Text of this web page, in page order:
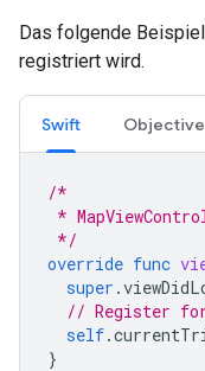
Das folgende
registriert wird.
Swift
/*
*
*/
override func
super .
// Register
self.
}